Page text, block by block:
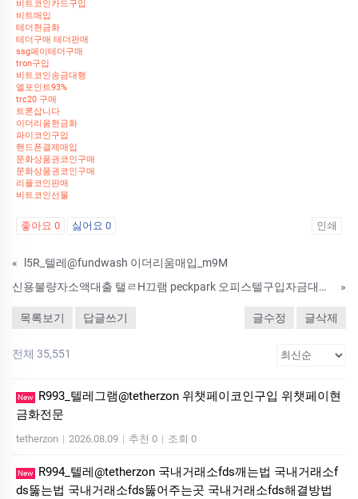
비트코인카드구입
비트매입
테더현금화
테더구매 테더판매
ssg페이테더구매
tron구입
비트코인송금대행
엘포인트93%
trc20 구매
트론삽니다
이더리움현금화
파이코인구입
핸드폰결제매입
문화상품권코인구매
문화상품권코인구매
리플코인판매
비트코인선물
좋아요 0 싫어요 0 인쇄
«
l5R_텔레@fundwash 이더리움매입_m9M
신용불량자소액대출 탤ㄹH끄램 peckpark 오피스텔구입자금대출 헤이플러스대출 페크박컨설팅 동두천시대학생저금리대출방법 CRQ
»
목록보기 답글쓰기 글수정 글삭제
전체 35,551
New
R993_텔레그램@tetherzon 위챗페이코인구입 위챗페이현
금화전문
tetherzon | 2026.08.09 | 추천 0 | 조회 0
New
R994_텔레@tetherzon 국내거래소fds깨는법 국내거래소f
ds뚫는법 국내거래소fds뚫어주는곳 국내거래소fds해결방법